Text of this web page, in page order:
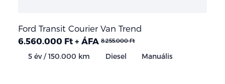
Ford Transit Courier Van Trend
6.560.000 Ft + ÁFA 8.255.000 Ft
5 év / 150.000 km Diesel Manuális